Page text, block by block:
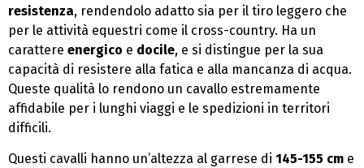
resistenza, rendendolo adatto sia per il tiro leggero che
per le attività equestri come il cross-country. Ha un
carattere energico e docile, e si distingue per la sua
capacità di resistere alla fatica e alla mancanza di acqua.
Queste qualità lo rendono un cavallo estremamente
affidabile per i lunghi viaggi e le spedizioni in territori
difficili.
Questi cavalli hanno un’altezza al garrese di 145-155 cm e